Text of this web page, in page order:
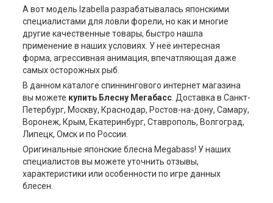
А вот модель Izabella разрабатывалась японскими
специалистами для ловли форели, но как и многие
другие качественные товары, быстро нашла
применение в наших условиях. У неё интересная
форма, агрессивная анимация, впечатляющая даже
самых осторожных рыб.
В данном каталоге спиннингового интернет магазина
вы можете купить Блесну Мегабасс. Доставка в Санкт-
Петербург, Москву, Краснодар, Ростов-на-дону, Самару,
Воронеж, Крым, Екатеринбург, Ставрополь, Волгоград,
Липецк, Омск и по России.
Оригинальные японские блесна Megabass! У наших
специалистов вы можете уточнить отзывы,
характеристики или особенности по игре данных
блесен.